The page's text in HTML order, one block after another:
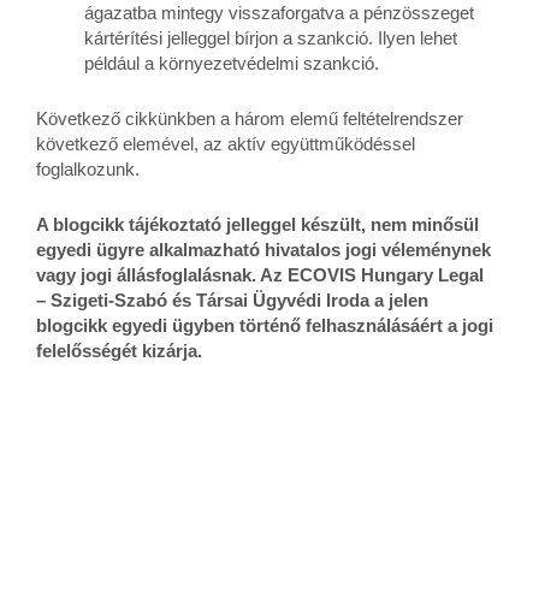
ágazatba mintegy visszaforgatva a pénzösszeget
kártérítési jelleggel bírjon a szankció. Ilyen lehet
például a környezetvédelmi szankció.
Következő cikkünkben a három elemű feltételrendszer
következő elemével, az aktív együttműködéssel
foglalkozunk.
A blogcikk tájékoztató jelleggel készült, nem minősül
egyedi ügyre alkalmazható hivatalos jogi véleménynek
vagy jogi állásfoglalásnak. Az ECOVIS Hungary Legal
– Szigeti-Szabó és Társai Ügyvédi Iroda a jelen
blogcikk egyedi ügyben történő felhasználásáért a jogi
felelősségét kizárja.